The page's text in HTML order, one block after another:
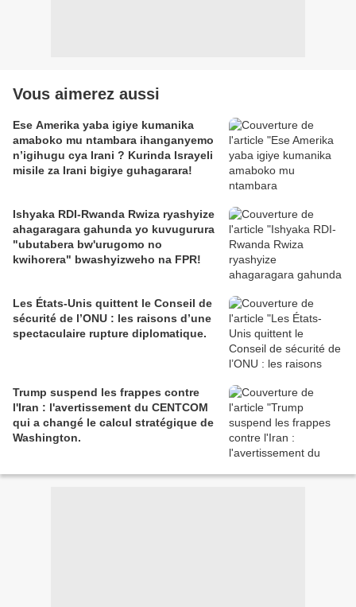
Vous aimerez aussi
Ese Amerika yaba igiye kumanika
amaboko mu ntambara ihanganyemo
n’igihugu cya Irani ? Kurinda Israyeli
misile za Irani bigiye guhagarara!
Ishyaka RDI-Rwanda Rwiza ryashyize
ahagaragara gahunda yo kuvugurura
"ubutabera bw'urugomo no
kwihorera" bwashyizweho na FPR!
Les États-Unis quittent le Conseil de
sécurité de l’ONU : les raisons d’une
spectaculaire rupture diplomatique.
Trump suspend les frappes contre
l'Iran : l'avertissement du CENTCOM
qui a changé le calcul stratégique de
Washington.